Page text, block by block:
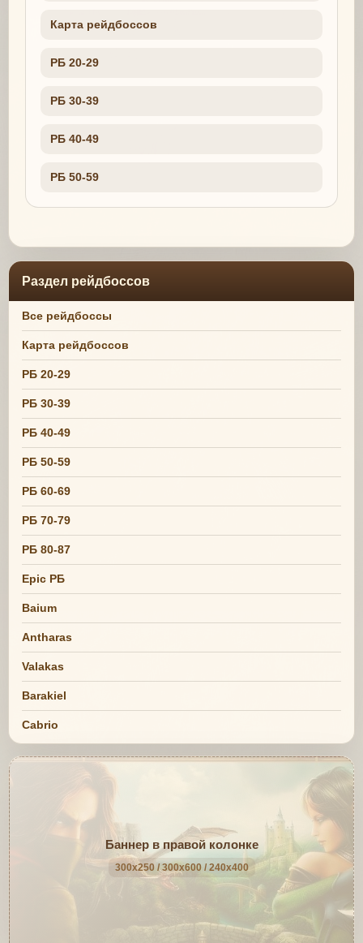
Карта рейдбоссов
РБ 20-29
РБ 30-39
РБ 40-49
РБ 50-59
Раздел рейдбоссов
Все рейдбоссы
Карта рейдбоссов
РБ 20-29
РБ 30-39
РБ 40-49
РБ 50-59
РБ 60-69
РБ 70-79
РБ 80-87
Epic РБ
Baium
Antharas
Valakas
Barakiel
Cabrio
Баннер в правой колонке
300x250 / 300x600 / 240x400